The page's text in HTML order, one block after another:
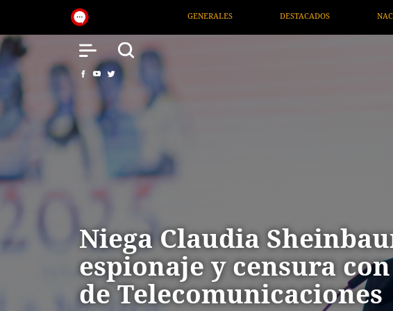
NACIONAL SALUD
Niega Claudia
espionaje y censura
de Telecomunicaciones